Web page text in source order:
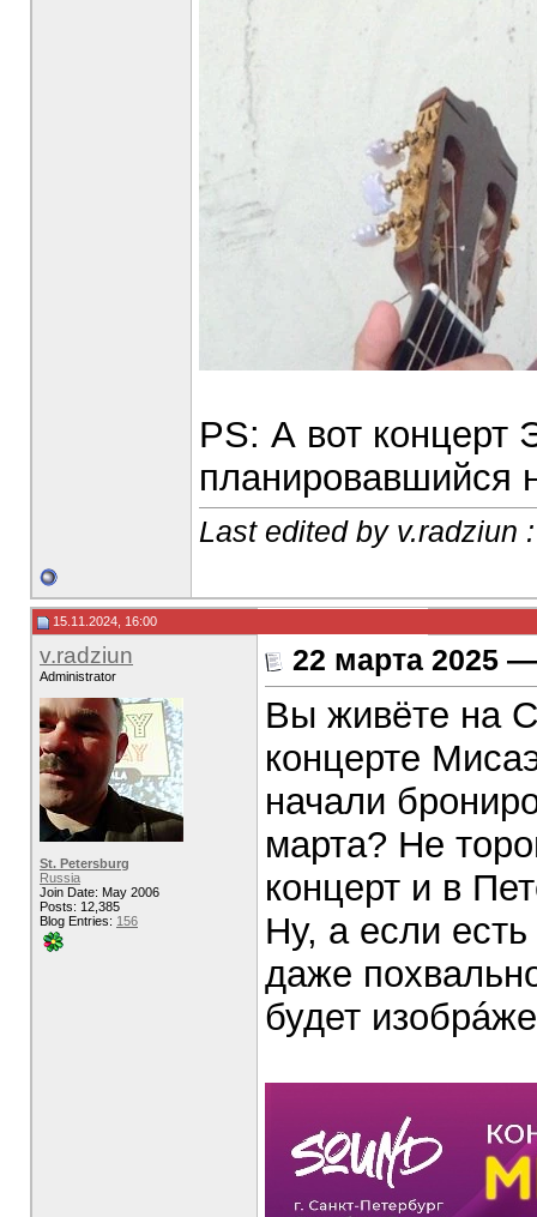
PS: А вот концерт
планировавшийся
Last edited by v.radziun
15.11.2024, 16:00
v.radziun
Administrator
St. Petersburg
Russia
Join Date: May 2006
Posts: 12,385
Blog Entries: 156
22 марта 2025
Вы живёте на
концерте
начали
марта? Не
концерт и в
Ну, а если
даже
будет